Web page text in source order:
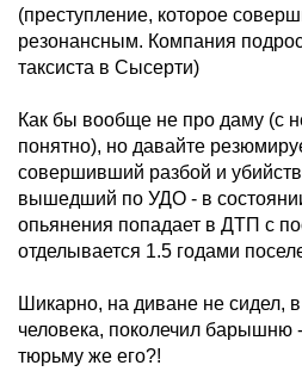
(преступление, которое
резонансным. Компания
таксиста в Сысерти)
Как бы вообще не про даму (с
понятно), но давайте
совершивший разбой и
вышедший по УДО - в
опьянения попадает в ДТП с
отделывается 1.5 годами
Шикарно, на диване не сидел,
человека, поколечил барышню
тюрьму же его?!